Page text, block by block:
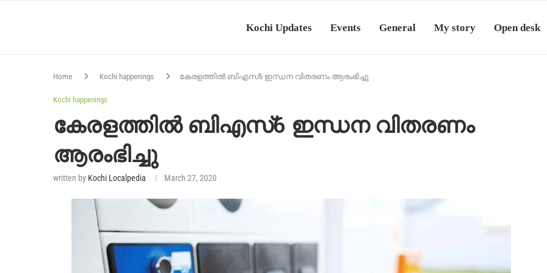
Kochi Updates Events General My story Open desk
Home Kochi happenings കേരളത്തിൽ ബിഎസ്6 ഇന്ധന വിതരണം ആരംഭിച്ചു
Kochi happenings
കേരളത്തിൽ ബിഎസ്6 ഇന്ധന വിതരണം
ആരംഭിച്ചു
written by Kochi Localpedia March 27, 2020